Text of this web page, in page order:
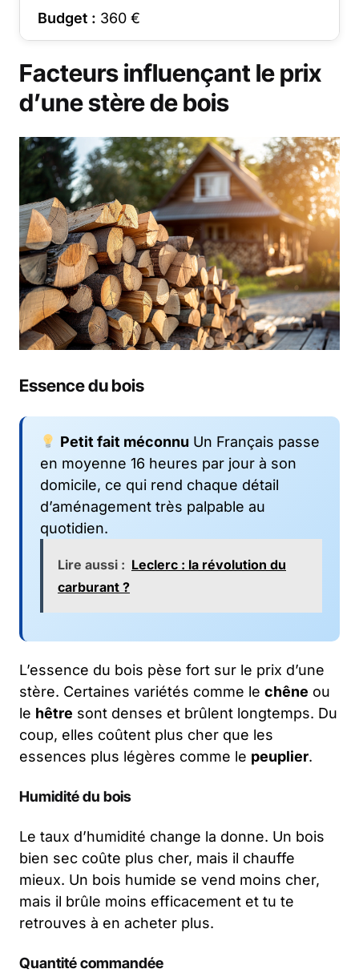
Budget : 360 €
Facteurs influençant le prix
d’une stère de bois
Essence du bois
Petit fait méconnu Un Français passe
en moyenne 16 heures par jour à son
domicile, ce qui rend chaque détail
d’aménagement très palpable au
quotidien.
Lire aussi : Leclerc : la révolution du
carburant ?
L’essence du bois pèse fort sur le prix d’une
stère. Certaines variétés comme le chêne ou
le hêtre sont denses et brûlent longtemps. Du
coup, elles coûtent plus cher que les
essences plus légères comme le peuplier.
Humidité du bois
Le taux d’humidité change la donne. Un bois
bien sec coûte plus cher, mais il chauffe
mieux. Un bois humide se vend moins cher,
mais il brûle moins efficacement et tu te
retrouves à en acheter plus.
Quantité commandée